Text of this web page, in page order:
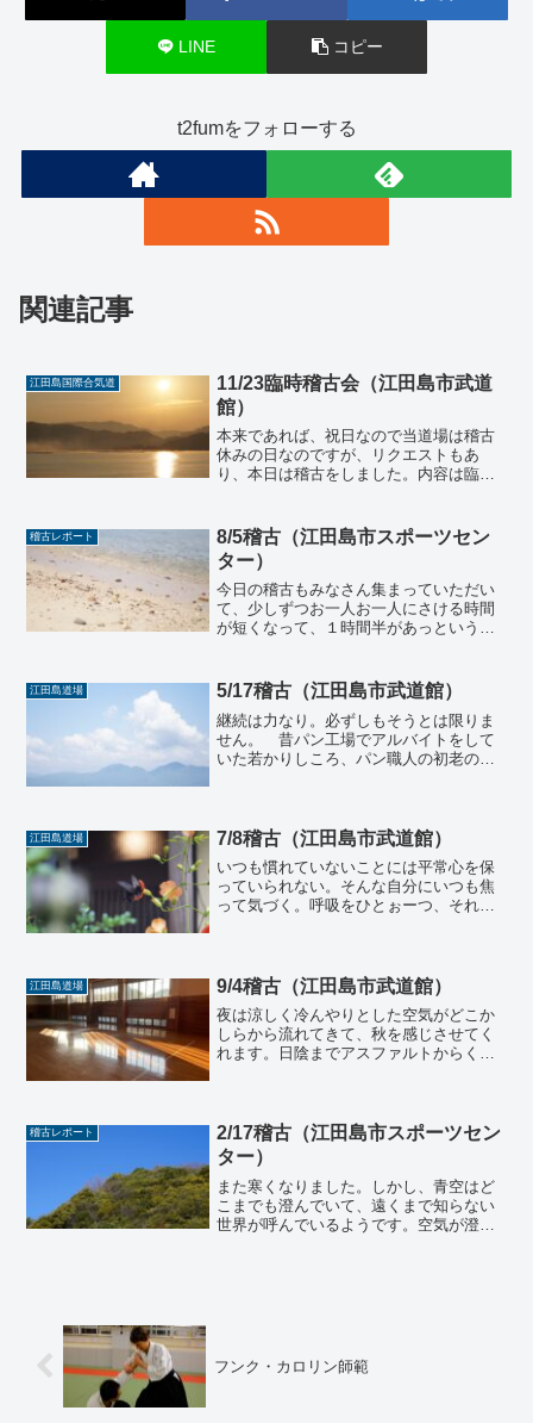
LINE コピー
t2fumをフォローする
関連記事
江田島国際合気道
11/23臨時稽古会（江田島市武道
館）
本来であれば、祝日なので当道場は稽古
休みの日なのですが、リクエストもあ
り、本日は稽古をしました。内容は臨時
たちの演武のイメージが少しずつできて
きます。しかし、同時に思ってい...
稽古レポート
8/5稽古（江田島市スポーツセン
ター）
今日の稽古もみなさん集まっていただい
て、少しずつお一人お一人にさける時間
が短くなって、１時間半があっという間
定にしていたのですが、祝日扱いとのこ
とで稽古ができないと...
江田島道場 5/17稽古（江田島市武道館）
継続は力なり。必ずしもそうとは限りま
せん。 昔パン工場でアルバイトをして
いた若かりしころ、パン職人の初老の方
われました。その意味が最...
江田島道場 7/8稽古（江田島市武道館）
いつも慣れていないことには平常心を保
っていられない。そんな自分にいつも焦
って気づく。呼吸をひとぉーつ、それだ
要がありそうだ。とか、思...
江田島道場 9/4稽古（江田島市武道館）
夜は涼しく冷んやりとした空気がどこか
しらから流れてきて、秋を感じさせてく
れます。日陰までアスファルトからくる
ると肌寒く感じることもあ...
稽古レポート
2/17稽古（江田島市スポーツセン
ター）
また寒くなりました。しかし、青空はど
こまでも澄んでいて、遠くまで知らない
世界が呼んでいるようです。空気が澄ん
フンク・カロリン師範